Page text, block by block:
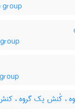
group
، کُنش یک گروه ،